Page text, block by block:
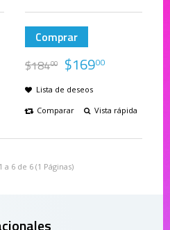
Comprar
$18400 $16900
Lista de deseos
Comparar
Vista rápida
a 6 de 6 (1 Páginas)